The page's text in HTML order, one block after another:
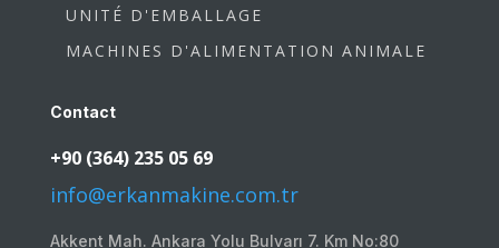
UNITÉ D'EMBALLAGE
MACHINES D'ALIMENTATION ANIMALE
Contact
+90 (364) 235 05 69
info@erkanmakine.com.tr
Akkent Mah. Ankara Yolu Bulvarı 7. Km No:80